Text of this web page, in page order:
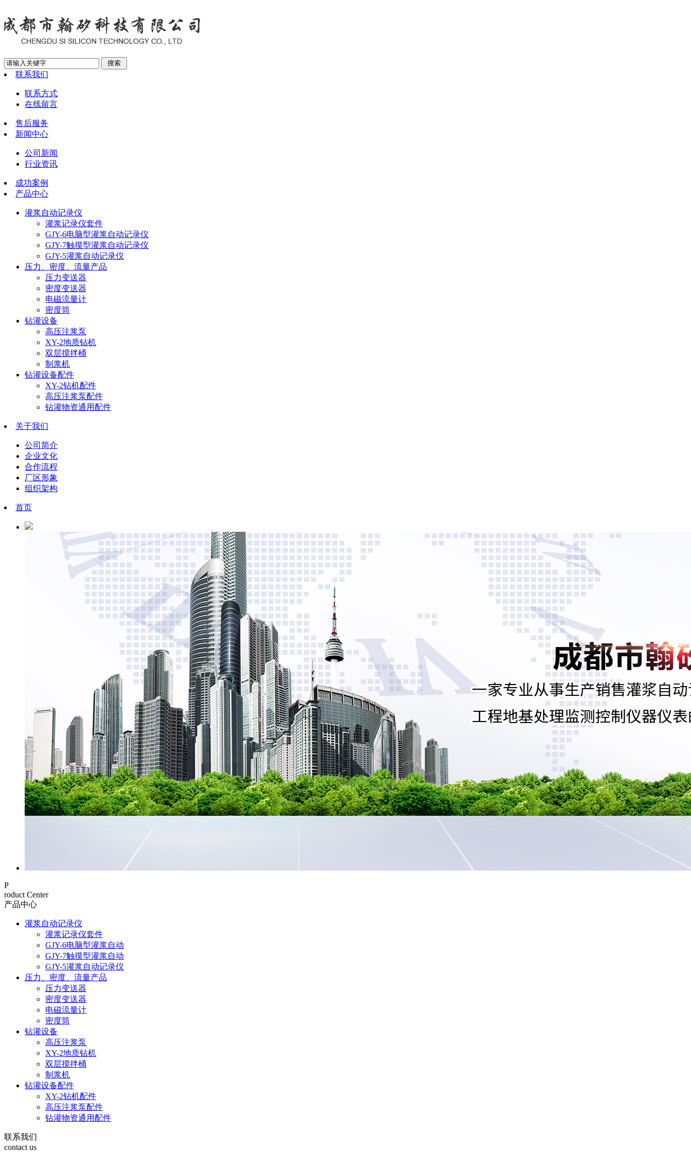
联系我们
联系方式
在线留言
售后服务
新闻中心
公司新闻
行业资讯
成功案例
产品中心
灌浆自动记录仪
灌浆记录仪套件
GJY-6电脑型灌浆自动记录仪
GJY-7触摸型灌浆自动记录仪
GJY-5灌浆自动记录仪
压力、密度、流量产品
压力变送器
密度变送器
电磁流量计
密度筒
钻灌设备
高压注浆泵
XY-2地质钻机
双层搅拌桶
制浆机
钻灌设备配件
XY-2钻机配件
高压注浆泵配件
钻灌物资通用配件
关于我们
公司简介
企业文化
合作流程
厂区形象
组织架构
首页
P
roduct Center
产品中心
灌浆自动记录仪
灌浆记录仪套件
GJY-6电脑型灌浆自动
GJY-7触摸型灌浆自动
GJY-5灌浆自动记录仪
压力、密度、流量产品
压力变送器
密度变送器
电磁流量计
密度筒
钻灌设备
高压注浆泵
XY-2地质钻机
双层搅拌桶
制浆机
钻灌设备配件
XY-2钻机配件
高压注浆泵配件
钻灌物资通用配件
联系我们
contact us